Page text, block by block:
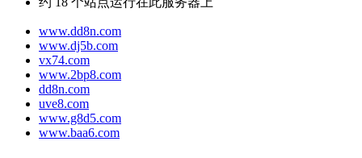
www.dd8n.com
www.dj5b.com
vx74.com
www.2bp8.com
dd8n.com
uve8.com
www.g8d5.com
www.baa6.com